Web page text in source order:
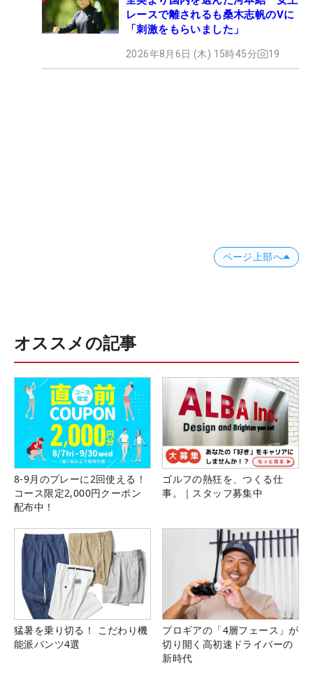
レースで離されるも桑木志帆のVに
「刺激をもらいました」
2026年8月6日 (木) 15時45分 19
ページ上部へ
オススメの記事
8-9月のプレーに2回使える！
コース限定2,000円クーポン
配布中！
ゴルフの熱狂を、つくる仕
事。｜スタッフ募集中
猛暑を乗り切る！ こだわり機
能派パンツ4選
プロギアの「4層フェース」が
切り開く高初速ドライバーの
新時代